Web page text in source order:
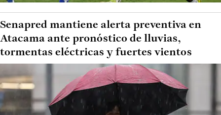
Senapred mantiene alerta preventiva en
Atacama ante pronóstico de lluvias,
tormentas eléctricas y fuertes vientos